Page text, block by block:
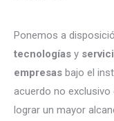
Ponemos a
tecnologías y
empresas bajo el
acuerdo no
lograr un mayor